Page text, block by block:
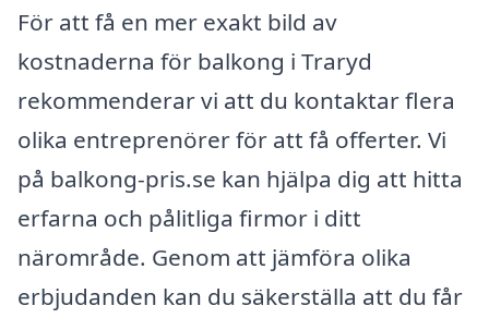
För att få en mer exakt bild av
kostnaderna för balkong i Traryd
rekommenderar vi att du kontaktar flera
olika entreprenörer för att få offerter. Vi
på balkong-pris.se kan hjälpa dig att hitta
erfarna och pålitliga firmor i ditt
närområde. Genom att jämföra olika
erbjudanden kan du säkerställa att du får